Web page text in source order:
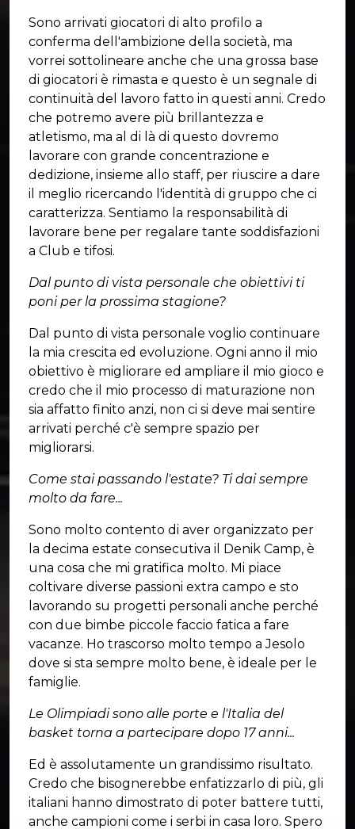
Sono arrivati giocatori di alto profilo a
conferma dell'ambizione della società, ma
vorrei sottolineare anche che una grossa base
di giocatori è rimasta e questo è un segnale di
continuità del lavoro fatto in questi anni. Credo
che potremo avere più brillantezza e
atletismo, ma al di là di questo dovremo
lavorare con grande concentrazione e
dedizione, insieme allo staff, per riuscire a dare
il meglio ricercando l'identità di gruppo che ci
caratterizza. Sentiamo la responsabilità di
lavorare bene per regalare tante soddisfazioni
a Club e tifosi.
Dal punto di vista personale che obiettivi ti
poni per la prossima stagione?
Dal punto di vista personale voglio continuare
la mia crescita ed evoluzione. Ogni anno il mio
obiettivo è migliorare ed ampliare il mio gioco e
credo che il mio processo di maturazione non
sia affatto finito anzi, non ci si deve mai sentire
arrivati perché c'è sempre spazio per
migliorarsi.
Come stai passando l'estate? Ti dai sempre
molto da fare...
Sono molto contento di aver organizzato per
la decima estate consecutiva il Denik Camp, è
una cosa che mi gratifica molto. Mi piace
coltivare diverse passioni extra campo e sto
lavorando su progetti personali anche perché
con due bimbe piccole faccio fatica a fare
vacanze. Ho trascorso molto tempo a Jesolo
dove si sta sempre molto bene, è ideale per le
famiglie.
Le Olimpiadi sono alle porte e l'Italia del
basket torna a partecipare dopo 17 anni...
Ed è assolutamente un grandissimo risultato.
Credo che bisognerebbe enfatizzarlo di più, gli
italiani hanno dimostrato di poter battere tutti,
anche campioni come i serbi in casa loro. Spero